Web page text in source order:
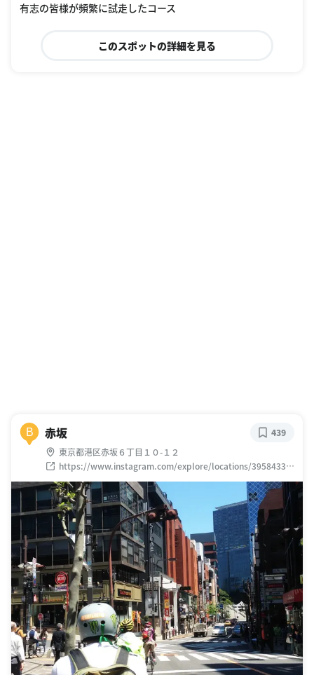
有志の皆様が頻繁に試走したコース
このスポットの詳細を見る
B 赤坂
東京都港区赤坂６丁目１０-１２
https://www.instagram.com/explore/locations/39584338
8
439